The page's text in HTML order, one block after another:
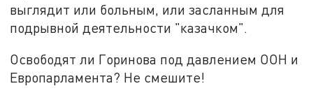
выглядит или больным, или засланным для
подрывной деятельности "казачком".
Освободят ли Горинова под давлением ООН и
Европарламента? Не смешите!